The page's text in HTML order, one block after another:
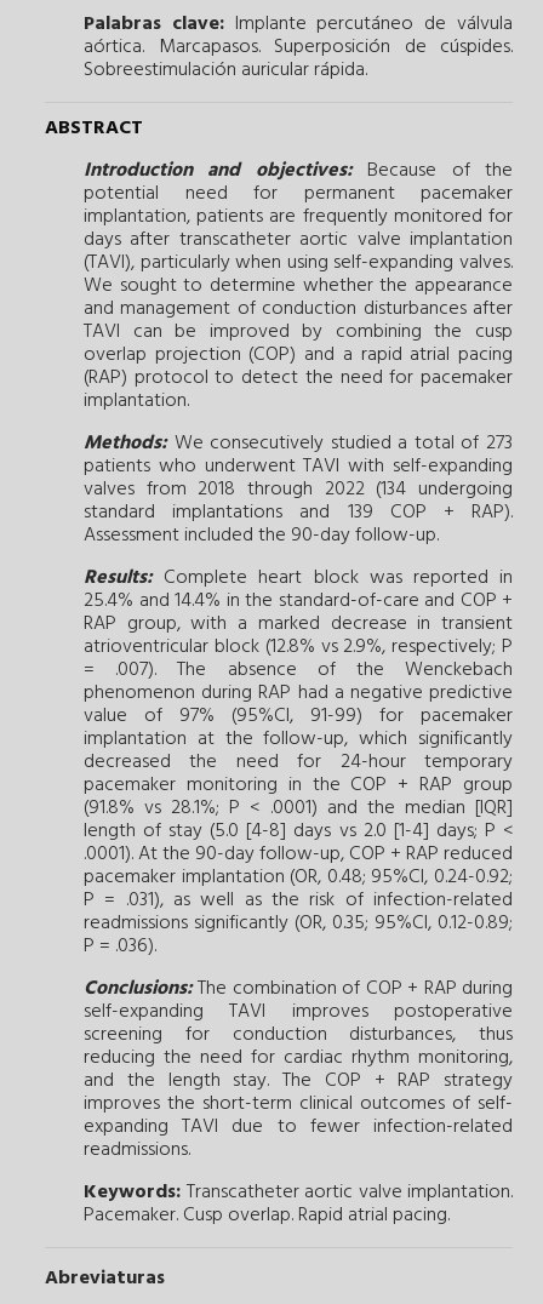
Palabras clave: Implante percutáneo de válvula
aórtica. Marcapasos. Superposición de cúspides.
Sobreestimulación auricular rápida.
ABSTRACT
Introduction and objectives:Because of the
potential need for permanent pacemaker
implantation, patients are frequently monitored for
days after transcatheter aortic valve implantation
(TAVI), particularly when using self-expanding valves.
We sought to determine whether the appearance
and management of conduction disturbances after
TAVI can be improved by combining the cusp
overlap projection (COP) and a rapid atrial pacing
(RAP) protocol to detect the need for pacemaker
implantation.
Methods:We consecutively studied a total of 273
patients who underwent TAVI with self-expanding
valves from 2018 through 2022 (134 undergoing
standard implantations and 139 COP + RAP).
Assessment included the 90-day follow-up.
Results:Complete heart block was reported in
25.4% and 14.4% in the standard-of-care and COP +
RAP group, with a marked decrease in transient
atrioventricular block (12.8% vs 2.9%, respectively; P
= .007). The absence of the Wenckebach
phenomenon during RAP had a negative predictive
value of 97% (95%CI, 91-99) for pacemaker
implantation at the follow-up, which significantly
decreased the need for 24-hour temporary
pacemaker monitoring in the COP + RAP group
(91.8% vs 28.1%; P < .0001) and the median [IQR]
length of stay (5.0 [4-8] days vs 2.0 [1-4] days; P <
.0001). At the 90-day follow-up, COP + RAP reduced
pacemaker implantation (OR, 0.48; 95%CI, 0.24-0.92;
P = .031), as well as the risk of infection-related
readmissions significantly (OR, 0.35; 95%CI, 0.12-0.89;
P = .036).
Conclusions:The combination of COP + RAP during
self-expanding TAVI improves postoperative
screening for conduction disturbances, thus
reducing the need for cardiac rhythm monitoring,
and the length stay. The COP + RAP strategy
improves the short-term clinical outcomes of self-
expanding TAVI due to fewer infection-related
readmissions.
Keywords:Transcatheter aortic valve implantation.
Pacemaker.Cusp overlap.Rapid atrial pacing.
Abreviaturas